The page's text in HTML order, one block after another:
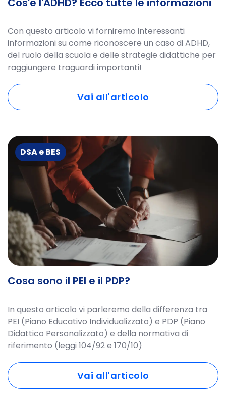
Con questo articolo vi forniremo interessanti
informazioni su come riconoscere un caso di ADHD,
del ruolo della scuola e delle strategie didattiche per
raggiungere traguardi importanti!
Vai all'articolo
DSA e BES
Cosa sono il PEI e il PDP?
In questo articolo vi parleremo della differenza tra
PEI (Piano Educativo Individualizzato) e PDP (Piano
Didattico Personalizzato) e della normativa di
riferimento (leggi 104/92 e 170/10)
Vai all'articolo